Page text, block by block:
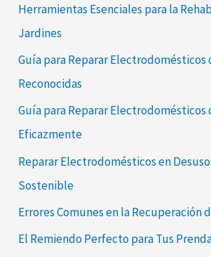
Herramientas Esenciales para la
Jardines
Guía para Reparar Electrodomésticos
Reconocidas
Guía para Reparar Electrodomésticos
Eficazmente
Reparar Electrodomésticos en
Sostenible
Errores Comunes en la Recuperación
El Remiendo Perfecto para Tus